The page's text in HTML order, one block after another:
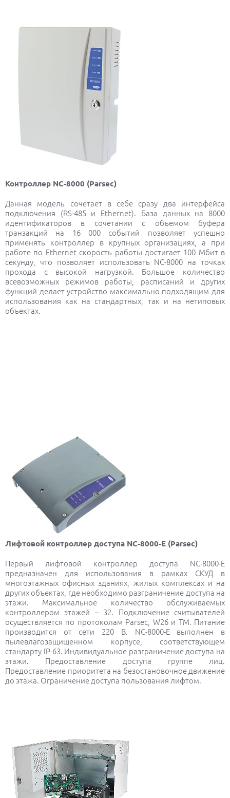
Контроллер NC-8000 (Parsec)
Данная модель сочетает в себе сразу два интерфейса
подключения (RS-485 и Ethernet). База данных на 8000
идентификаторов в сочетании с объемом буфера
транзакций на 16 000 событий позволяет успешно
применять контроллер в крупных организациях, а при
работе по Ethernet скорость работы достигает 100 Мбит в
секунду, что позволяет использовать NC-8000 на точках
прохода с высокой нагрузкой. Большое количество
всевозможных режимов работы, расписаний и других
функций делает устройство максимально подходящим для
использования как на стандартных, так и на нетиповых
объектах.
Лифтовой контроллер доступа NC-8000-E (Parsec)
Первый лифтовой контроллер доступа NC-8000-E
предназначен для использования в рамках СКУД в
многоэтажных офисных зданиях, жилых комплексах и на
других объектах, где необходимо разграничение доступа на
этажи. Максимальное количество обслуживаемых
контроллером этажей – 32. Подключение считывателей
осуществляется по протоколам Parsec, W26 и TM. Питание
производится от сети 220 В. NC-8000-E выполнен в
пылевлагозащищенном корпусе, соответствующем
стандарту IP-63. Индивидуальное разграничение доступа на
этажи. Предоставление доступа группе лиц.
Предоставление приоритета на безостановочное движение
до этажа. Ограничение доступа пользования лифтом.